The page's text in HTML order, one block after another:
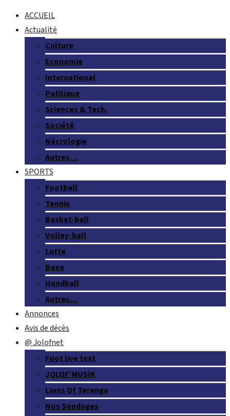
ACCUEIL
Actualité
Culture
Economie
International
Politique
Sciences & Tech.
Société
Nécrologie
Autres…
SPORTS
Football
Tennis
Basket-ball
Volley-ball
Lutte
Boxe
Handball
Autres…
Annonces
Avis de décès
@ Jolofnet
Foot live text
JOLOF’MUSIK
Lions Of Teranga
Nos Sondages